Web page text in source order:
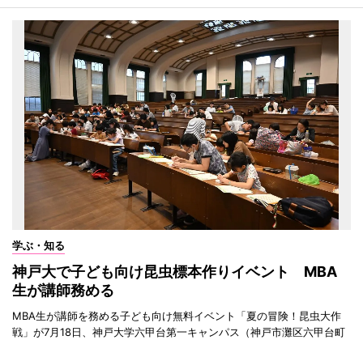
学ぶ・知る
神戸大で子ども向け昆虫標本作りイベント MBA
生が講師務める
MBA生が講師を務める子ども向け無料イベント「夏の冒険！昆虫大作
戦」が7月18日、神戸大学六甲台第一キャンパス（神戸市灘区六甲台町